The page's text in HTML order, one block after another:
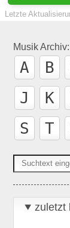
Letzte
Musik Archiv:
A B
J
K
S
T
Suchen
zuletzt